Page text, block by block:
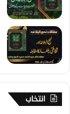
انتخاب